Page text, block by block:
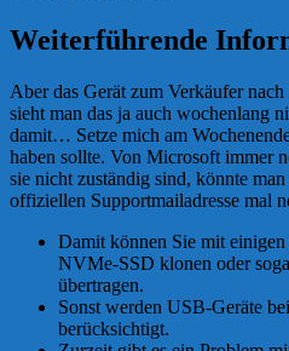
Weiterführende
Aber das Gerät zum Verkäufer
sieht man das ja auch wochenlang
damit… Setze mich am
haben sollte. Von Microsoft immer
sie nicht zuständig sind, könnte
offiziellen Supportmailadresse mal
Damit können Sie mit
NVMe-SSD klonen oder
übertragen.
Sonst werden USB-Geräte
berücksichtigt.